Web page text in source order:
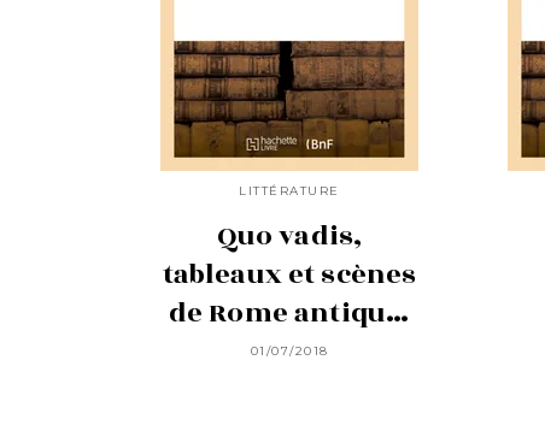
LITTÉRATURE
Quo vadis,
tableaux et scènes
de Rome antiqu…
01/07/2018